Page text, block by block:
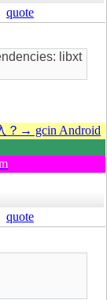
quote
libxt
？→ gcin Android
quote